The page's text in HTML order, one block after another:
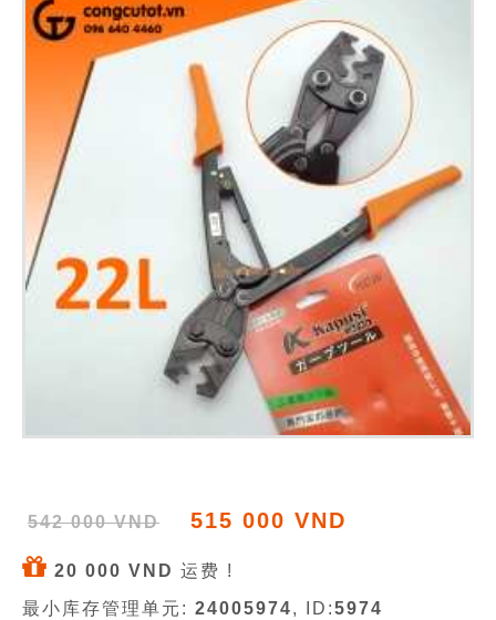
542 000 VND 515 000 VND
20 000 VND 运费 !
最小库存管理单元: 24005974, ID:5974